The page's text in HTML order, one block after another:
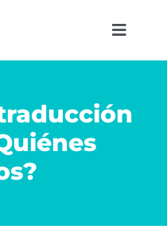
Toggle
Experiencia